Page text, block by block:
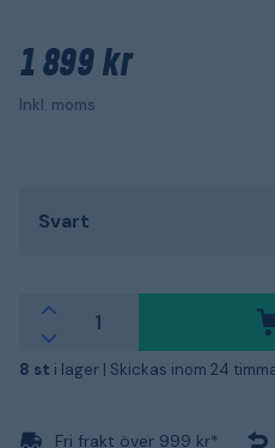
1 899 kr
Inkl. moms
Svart
8 st i lager | Skickas inom 24
Fri frakt över 999 kr*